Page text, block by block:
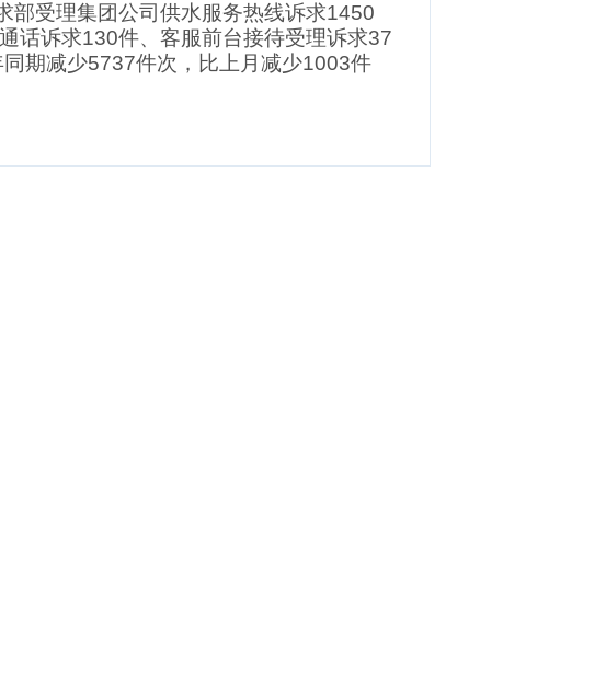
部受理集团公司供水服务热线诉求1450
话诉求130件、客服前台接待受理诉求37
同期减少5737件次， 比上月 减少1003件